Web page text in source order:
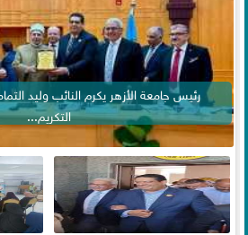
رئيس جامعة الأزهر يكرم النائب وليد
التكريم...